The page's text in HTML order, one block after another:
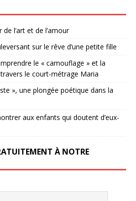
l’art et de l’amour
sur le rêve d’une petite fille
le « camouflage » et la
le court-métrage Maria
», une plongée poétique dans la
aux enfants qui doutent d’eux-
À NOTRE